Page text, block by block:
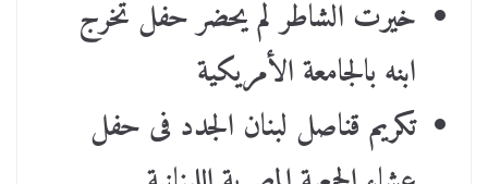
خيرت الشاطر لم يحضر حفل تخرج
ابنه بالجامعة الأمريكية
تكريم قناصل لبنان الجدد فى حفل